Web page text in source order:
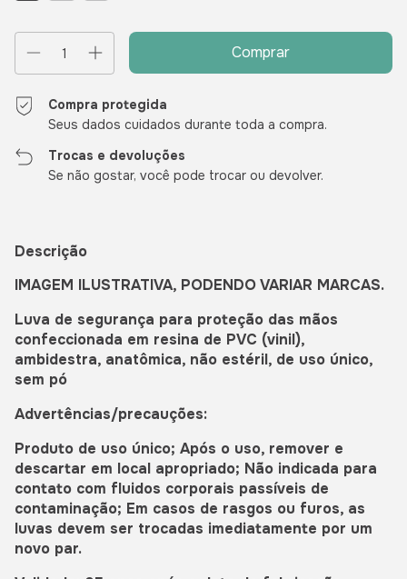
Compra protegida
Seus dados cuidados durante toda a compra.
Trocas e devoluções
Se não gostar, você pode trocar ou devolver.
Descrição
IMAGEM ILUSTRATIVA, PODENDO VARIAR MARCAS.
Luva de segurança para proteção das mãos
confeccionada em resina de PVC (vinil),
ambidestra, anatômica, não estéril, de uso único,
sem pó
Advertências/precauções:
Produto de uso único; Após o uso, remover e
descartar em local apropriado; Não indicada para
contato com fluidos corporais passíveis de
contaminação; Em casos de rasgos ou furos, as
luvas devem ser trocadas imediatamente por um
novo par.